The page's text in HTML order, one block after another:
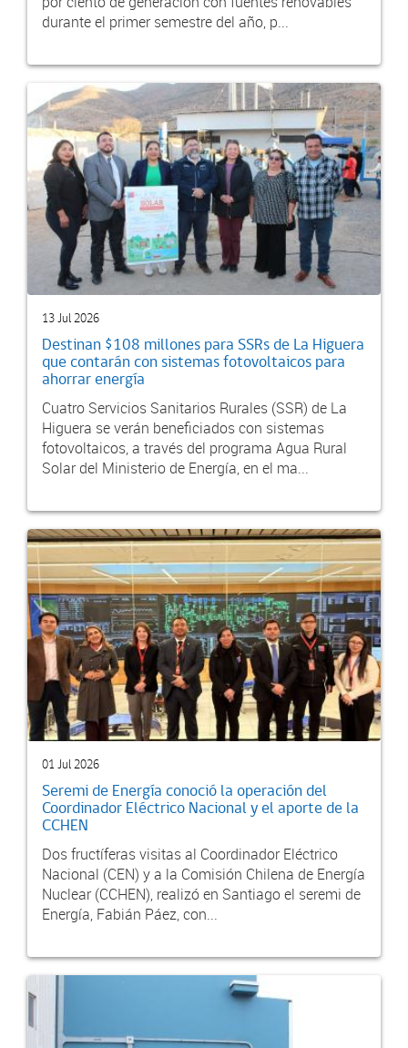
durante el primer semestre del año, p...
13 Jul 2026
Destinan $108 millones para SSRs de La Higuera
que contarán con sistemas fotovoltaicos para
ahorrar energía
Cuatro Servicios Sanitarios Rurales (SSR) de La
Higuera se verán beneficiados con sistemas
fotovoltaicos, a través del programa Agua Rural
Solar del Ministerio de Energía, en el ma...
01 Jul 2026
Seremi de Energía conoció la operación del
Coordinador Eléctrico Nacional y el aporte de la
CCHEN
Dos fructíferas visitas al Coordinador Eléctrico
Nacional (CEN) y a la Comisión Chilena de Energía
Nuclear (CCHEN), realizó en Santiago el seremi de
Energía, Fabián Páez, con...